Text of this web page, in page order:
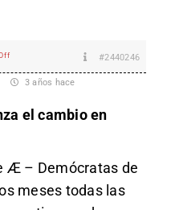
#2440246
3 años hace
el cambio en
Æ – Demócratas de
meses todas las